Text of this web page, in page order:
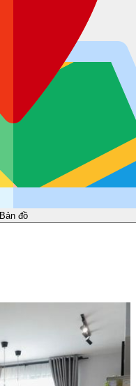
Bản đồ